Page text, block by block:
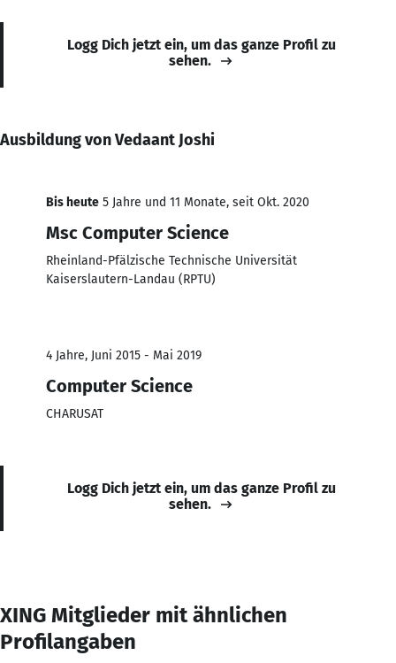
Logg Dich jetzt ein, um das ganze Profil zu
sehen.
Ausbildung von Vedaant Joshi
Bis heute 5 Jahre und 11 Monate, seit Okt. 2020
Msc Computer Science
Rheinland-Pfälzische Technische Universität
Kaiserslautern-Landau (RPTU)
4 Jahre, Juni 2015 - Mai 2019
Computer Science
CHARUSAT
Logg Dich jetzt ein, um das ganze Profil zu
sehen.
XING Mitglieder mit ähnlichen
Profilangaben